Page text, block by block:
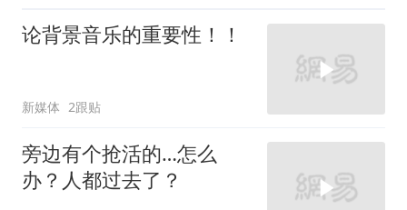
论背景音乐的重要性！！
新媒体 2跟贴
旁边有个抢活的…怎么
办？人都过去了？